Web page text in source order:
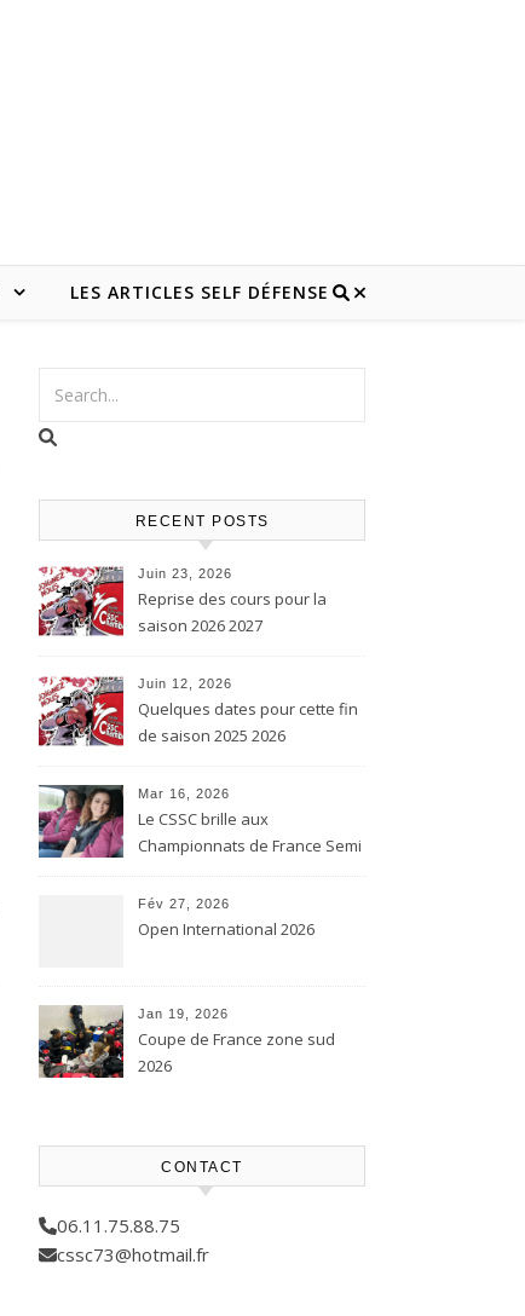
LES ARTICLES SELF DÉFENSE
RECENT POSTS
Juin 23, 2026
Reprise des cours pour la
saison 2026 2027
Juin 12, 2026
Quelques dates pour cette fin
de saison 2025 2026
Mar 16, 2026
Le CSSC brille aux
Championnats de France Semi
Fév 27, 2026
Open International 2026
Jan 19, 2026
Coupe de France zone sud
2026
CONTACT
06.11.75.88.75
cssc73@hotmail.fr